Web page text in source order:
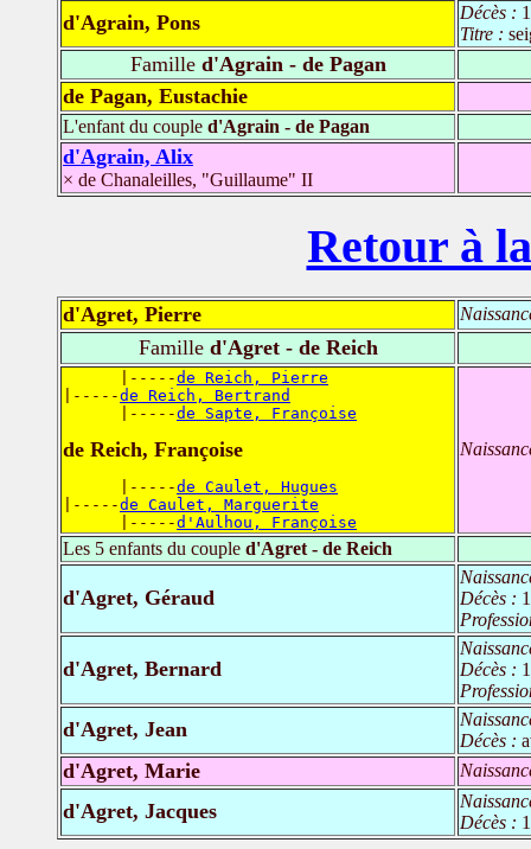
d'Agrain, Pons Décès :
Titre :
Familled'Agrain - de Pagan
de Pagan, Eustachie
L'enfant du couple d'Agrain - de Pagan
d'Agrain, Alix
× de Chanaleilles, "Guillaume" II
Retour à
d'Agret, Pierre
Familled'Agret - de Reich
      |-----
de Reich, Pierre
|-----de Reich, Bertrand
      |-----
de Sapte, Françoise
de Reich, Françoise
      |-----
de Caulet, Hugues
|-----de Caulet, Marguerite
      |-----
d'Aulhou, Françoise
Les 5 enfants du couple d'Agret - de Reich
d'Agret, Géraud
Décès :
d'Agret, Bernard
Décès :
d'Agret, Jean
Décès :
d'Agret, Marie
d'Agret, Jacques
Décès :